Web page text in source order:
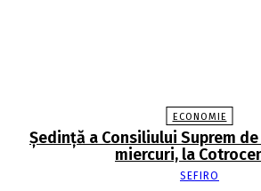
ECONOMIE
Şedinţă a Consiliului Suprem
miercuri, la
SEFIRO